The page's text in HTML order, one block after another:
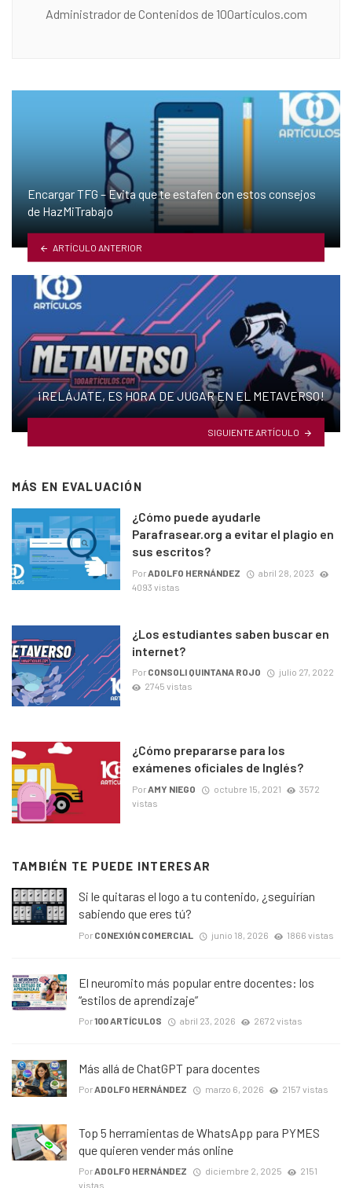
Administrador de Contenidos de 100articulos.com
Encargar TFG – Evita que te estafen con estos consejos
de HazMiTrabajo
ARTÍCULO ANTERIOR
¡RELÁJATE, ES HORA DE JUGAR EN EL METAVERSO!
SIGUIENTE ARTÍCULO
MÁS EN EVALUACIÓN
¿Cómo puede ayudarle
Parafrasear.org a evitar el plagio en
sus escritos?
Por ADOLFO HERNÁNDEZ
abril 28, 2023
4093 vistas
¿Los estudiantes saben buscar en
internet?
Por CONSOLI QUINTANA ROJO
julio 27, 2022
2745 vistas
¿Cómo prepararse para los
exámenes oficiales de Inglés?
Por AMY NIEGO octubre 15, 2021
3572
vistas
TAMBIÉN TE PUEDE INTERESAR
Si le quitaras el logo a tu contenido, ¿seguirían
sabiendo que eres tú?
Por CONEXIÓN COMERCIAL junio 18, 2026 1866 vistas
El neuromito más popular entre docentes: los
“estilos de aprendizaje”
Por100 ARTÍCULOS abril 23, 2026 2672 vistas
Más allá de ChatGPT para docentes
PorADOLFO HERNÁNDEZ marzo 6, 2026 2157 vistas
Top 5 herramientas de WhatsApp para PYMES
que quieren vender más online
PorADOLFO HERNÁNDEZ diciembre 2, 2025
2151
vistas